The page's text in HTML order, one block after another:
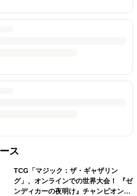
ス
TCG「マジック：ザ・ギャザリン
グ」、オンラインでの世界大会！ 『ゼ
ンディカーの夜明け』チャンピオンシ